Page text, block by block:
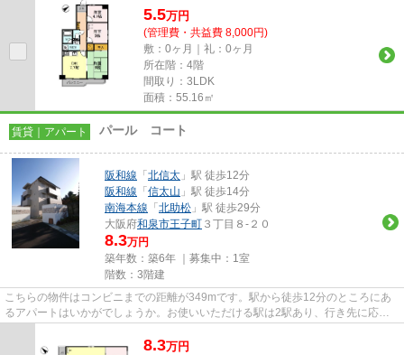
5.5万円
(管理費・共益費 8,000円)
敷：0ヶ月｜礼：0ヶ月
所在階：4階
間取り：3LDK
面積：55.16㎡
賃貸｜アパート パール コート
阪和線 「 北信太 」駅 徒歩12分
阪和線 「 信太山 」駅 徒歩14分
南海本線 「 北助松 」駅 徒歩29分
大阪府和泉市王子町 ３丁目８-２０
8.3万円
築年数：築6年 ｜募集中： 1室
階数：3階建
こちらの物件はコンビニまでの距離が349mです。駅から徒歩12分のところにあ
るアパートはいかがでしょうか。お使いいただける駅は2駅あり、行き先に応じ
8.3万円